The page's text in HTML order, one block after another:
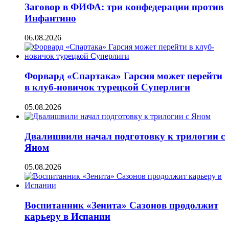
Заговор в ФИФА: три конфедерации против
Инфантино
06.08.2026
Форвард «Спартака» Гарсия может перейти
в клуб-новичок турецкой Суперлиги
05.08.2026
Двалишвили начал подготовку к трилогии с
Яном
05.08.2026
Воспитанник «Зенита» Сазонов продолжит
карьеру в Испании